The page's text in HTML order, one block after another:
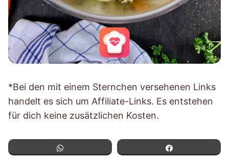
*Bei den mit einem Sternchen versehenen Links
handelt es sich um Affiliate-Links. Es entstehen
für dich keine zusätzlichen Kosten.